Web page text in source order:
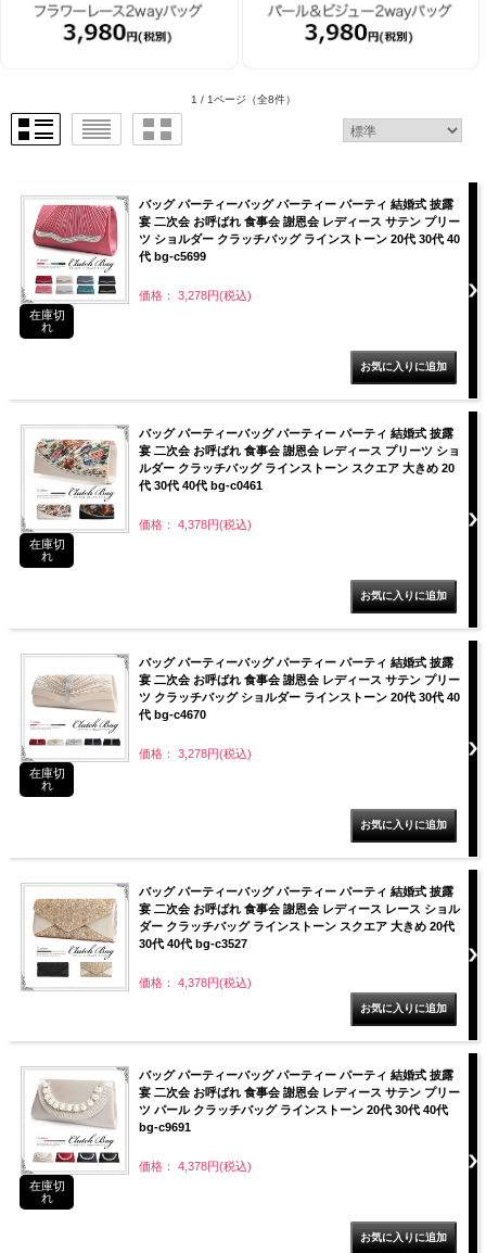
1 / 1ページ （全8件）
バッグ パーティーバッグ パーティー パーティ 結婚式 披露
宴 二次会 お呼ばれ 食事会 謝恩会 レディース サテン プリー
ツ ショルダー クラッチバッグ ラインストーン 20代 30代 40
代 bg-c5699
価格： 3,278円(税込)
在庫切
れ
バッグ パーティーバッグ パーティー パーティ 結婚式 披露
宴 二次会 お呼ばれ 食事会 謝恩会 レディース プリーツ ショ
ルダー クラッチバッグ ラインストーン スクエア 大きめ 20
代 30代 40代 bg-c0461
価格： 4,378円(税込)
在庫切
れ
バッグ パーティーバッグ パーティー パーティ 結婚式 披露
宴 二次会 お呼ばれ 食事会 謝恩会 レディース サテン プリー
ツ クラッチバッグ ショルダー ラインストーン 20代 30代 40
代 bg-c4670
価格： 3,278円(税込)
在庫切
れ
バッグ パーティーバッグ パーティー パーティ 結婚式 披露
宴 二次会 お呼ばれ 食事会 謝恩会 レディース レース ショル
ダー クラッチバッグ ラインストーン スクエア 大きめ 20代
30代 40代 bg-c3527
価格： 4,378円(税込)
バッグ パーティーバッグ パーティー パーティ 結婚式 披露
宴 二次会 お呼ばれ 食事会 謝恩会 レディース サテン プリー
ツ パール クラッチバッグ ラインストーン 20代 30代 40代
bg-c9691
価格： 4,378円(税込)
在庫切
れ